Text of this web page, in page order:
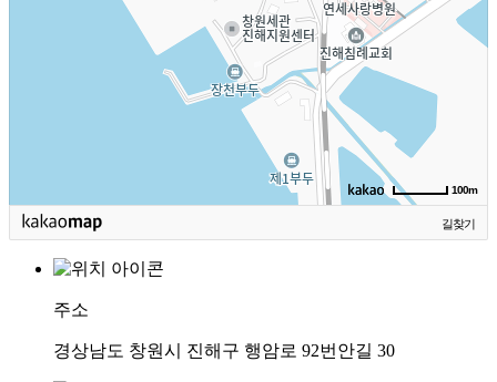
100m
길찾기
주소
경상남도 창원시 진해구 행암로 92번안길 30